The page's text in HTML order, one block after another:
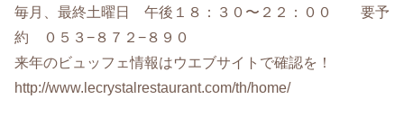
毎月、最終土曜日 午後１８：３０〜２２：００ 要予
約 ０５３−８７２−８９０
来年のビュッフェ情報はウエブサイトで確認を！
http://www.lecrystalrestaurant.com/th/home/